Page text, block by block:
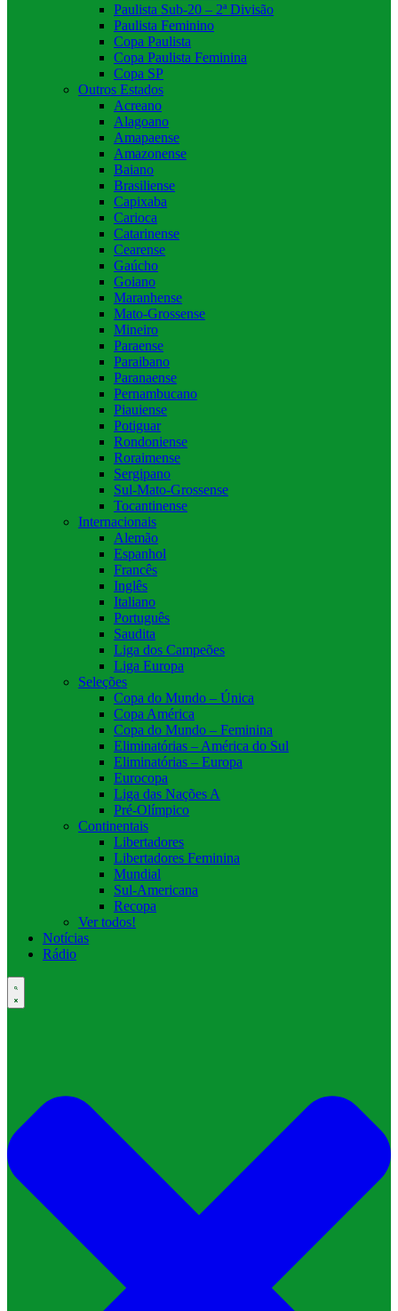
Paulista Sub-20 – 2ª Divisão
Paulista Feminino
Copa Paulista
Copa Paulista Feminina
Copa SP
Outros Estados
Acreano
Alagoano
Amapaense
Amazonense
Baiano
Brasiliense
Capixaba
Carioca
Catarinense
Cearense
Gaúcho
Goiano
Maranhense
Mato-Grossense
Mineiro
Paraense
Paraibano
Paranaense
Pernambucano
Piauiense
Potiguar
Rondoniense
Roraimense
Sergipano
Sul-Mato-Grossense
Tocantinense
Internacionais
Alemão
Espanhol
Francês
Inglês
Italiano
Português
Saudita
Liga dos Campeões
Liga Europa
Seleções
Copa do Mundo – Única
Copa América
Copa do Mundo – Feminina
Eliminatórias – América do Sul
Eliminatórias – Europa
Eurocopa
Liga das Nações A
Pré-Olímpico
Continentais
Libertadores
Libertadores Feminina
Mundial
Sul-Americana
Recopa
Ver todos!
Notícias
Rádio